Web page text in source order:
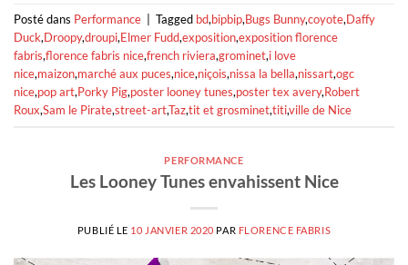
Posté dans Performance Tagged bd,bipbip,Bugs Bunny,coyote,Daffy
Duck,Droopy,droupi,Elmer Fudd,exposition,exposition florence
fabris,florence fabris nice,french riviera,grominet,i love
nice,maizon,marché aux puces,nice,niçois,nissa la bella,nissart,ogc
nice,pop art,Porky Pig,poster looney tunes,poster tex avery,Robert
Roux,Sam le Pirate,street-art,Taz,tit et grosminet,titi,ville de Nice
PERFORMANCE
Les Looney Tunes envahissent Nice
PUBLIÉ LE 10 JANVIER 2020 PAR FLORENCE FABRIS